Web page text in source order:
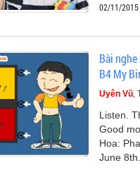
02/11/2015
Bài
B4 My
Uyên Vũ,
Listen.
Good
Hoa:
June